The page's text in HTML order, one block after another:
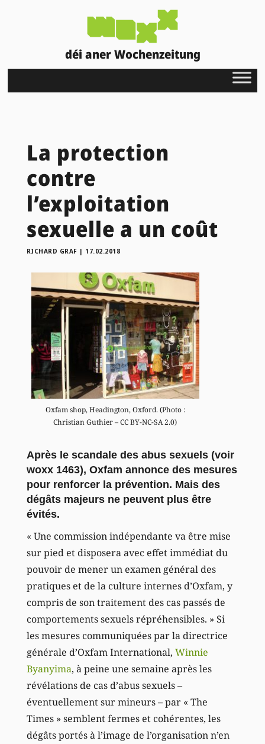
déi aner Wochenzeitung
La protection
contre
l’exploitation
sexuelle a un coût
RICHARD GRAF | 17.02.2018
Oxfam shop, Headington, Oxford. (Photo :
Christian Guthier – CC BY-NC-SA 2.0)
Après le scandale des abus sexuels (voir
woxx 1463), Oxfam annonce des mesures
pour renforcer la prévention. Mais des
dégâts majeurs ne peuvent plus être
évités.
« Une commission indépendante va être mise
sur pied et disposera avec effet immédiat du
pouvoir de mener un examen général des
pratiques et de la culture internes d’Oxfam, y
compris de son traitement des cas passés de
comportements sexuels répréhensibles. » Si
les mesures communiquées par la directrice
générale d’Oxfam International, Winnie
Byanyima, à peine une semaine après les
révélations de cas d’abus sexuels –
éventuellement sur mineurs – par « The
Times » semblent fermes et cohérentes, les
dégâts portés à l’image de l’organisation n’en